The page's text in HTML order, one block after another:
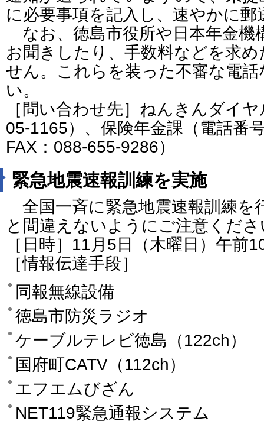
に必要事項を記入し、速やかに
なお、徳島市役所や日本年金機
お聞きしたり、手数料などを求
せん。これらを装った不審な電
い。
［問い合わせ先］ねんきんダイ
05-1165）、保険年金課（電話
FAX：088-655-9286）
緊急地震速報訓練を実施
全国一斉に緊急地震速報訓練を
と間違えないようにご注意くださ
［日時］11月5日（木曜日）午前
［情報伝達手段］
同報無線設備
徳島市防災ラジオ
ケーブルテレビ徳島（122ch）
国府町CATV（112ch）
エフエムびざん
NET119緊急通報システム